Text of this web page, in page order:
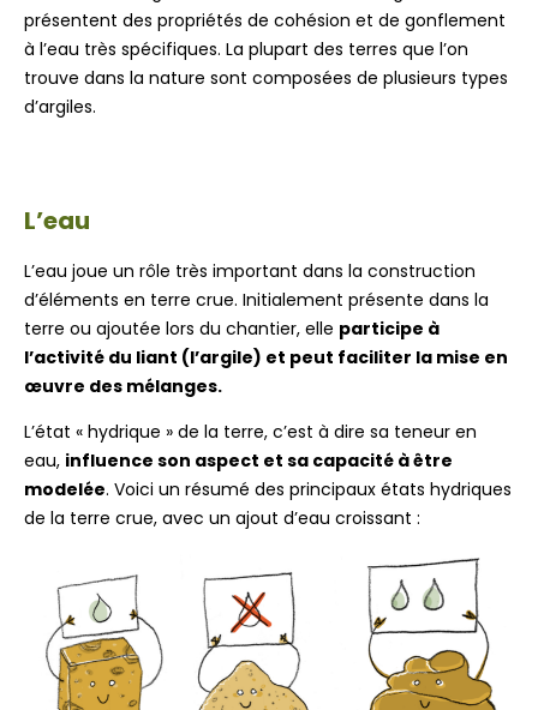
présentent des propriétés de cohésion et de gonflement
à l’eau très spécifiques. La plupart des terres que l’on
trouve dans la nature sont composées de plusieurs types
d’argiles.
L’eau
L’eau joue un rôle très important dans la construction
d’éléments en terre crue. Initialement présente dans la
terre ou ajoutée lors du chantier, elle participe à
l’activité du liant (l’argile) et peut faciliter la mise en
œuvre des mélanges.
L’état « hydrique » de la terre, c’est à dire sa teneur en
eau, influence son aspect et sa capacité à être
modelée. Voici un résumé des principaux états hydriques
de la terre crue, avec un ajout d’eau croissant :